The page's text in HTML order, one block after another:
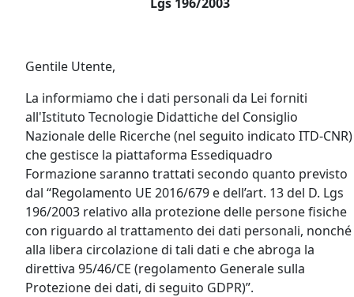
Gentile Utente,
La informiamo che i dati personali da Lei forniti
all'Istituto Tecnologie Didattiche del Consiglio
Nazionale delle Ricerche (nel seguito indicato ITD-CNR)
che gestisce la piattaforma Essediquadro
Formazione saranno trattati secondo quanto previsto
dal “Regolamento UE 2016/679 e dell’art. 13 del D. Lgs
196/2003 relativo alla protezione delle persone fisiche
con riguardo al trattamento dei dati personali, nonché
alla libera circolazione di tali dati e che abroga la
direttiva 95/46/CE (regolamento Generale sulla
Protezione dei dati, di seguito GDPR)”.